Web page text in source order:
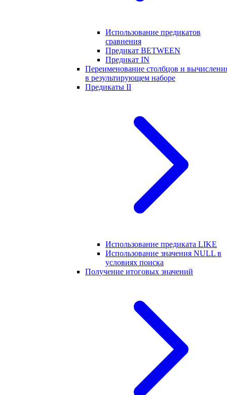
Использование предикатов
сравнения
Предикат BETWEEN
Предикат IN
Переименование столбцов и
в результирующем наборе
Предикаты II
Использование предиката LIKE
Использование значения NULL в
условиях поиска
Получение итоговых значений